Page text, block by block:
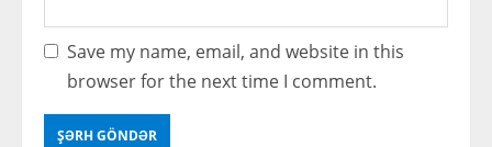
Save my name, email, and website in this
browser for the next time I comment.